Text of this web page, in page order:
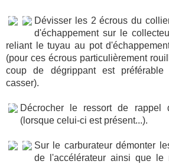
Dévisser les 2 écrous du
d'échappement sur le
reliant le tuyau au pot
(pour ces écrous particulièrement
coup de dégrippant est
casser).
Décrocher le ressort de rappel
(lorsque celui-ci est présent...).
Sur le carburateur démonter
de l'accélérateur ainsi que le